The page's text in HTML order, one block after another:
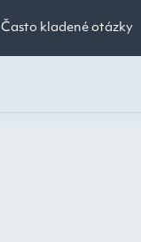
Často kladené otázky